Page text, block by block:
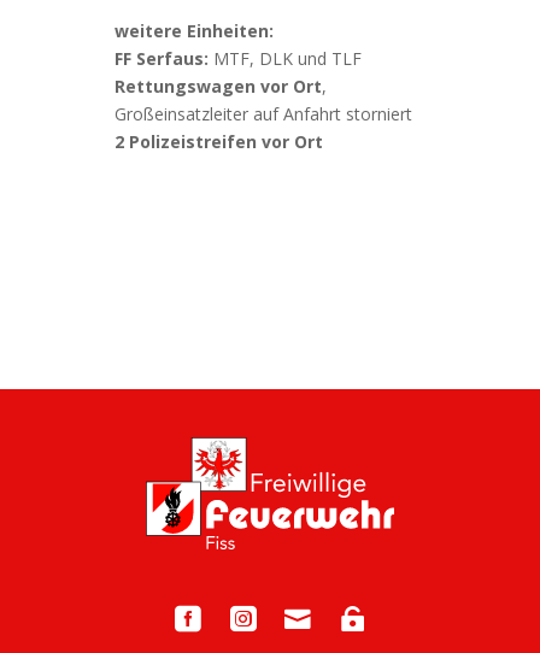
weitere Einheiten:
FF Serfaus: MTF, DLK und TLF
Rettungswagen vor Ort,
Großeinsatzleiter auf Anfahrt storniert
2 Polizeistreifen vor Ort